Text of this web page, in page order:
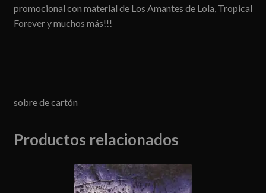
promocional con material de Los Amantes de Lola, Tropical
Forever y muchos más!!!
sobre de cartón
Productos relacionados